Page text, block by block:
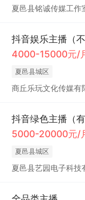
夏邑县铭诚传媒工作
抖音娱乐主播（
4000-15000元/
夏邑县城区
商丘乐玩文化传媒有
5000-20000元/
夏邑县城区
夏邑县艺园电子科技